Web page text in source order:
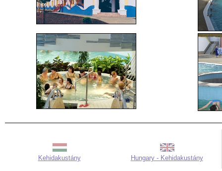
Kehidakustány Hungary - Kehidakustány